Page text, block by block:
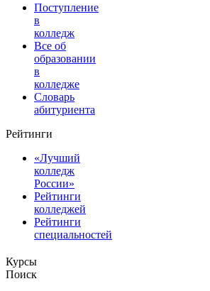
Поступление
в
колледж
Все об
образовании
в
колледже
Словарь
абитуриента
Рейтинги
«Лучший
колледж
России»
Рейтинги
колледжей
Рейтинги
специальностей
Курсы
Поиск